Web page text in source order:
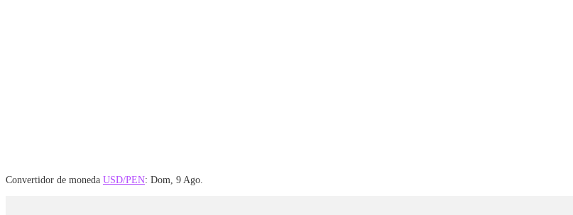
Convertidor de moneda USD/PEN: Dom, 9 Ago.